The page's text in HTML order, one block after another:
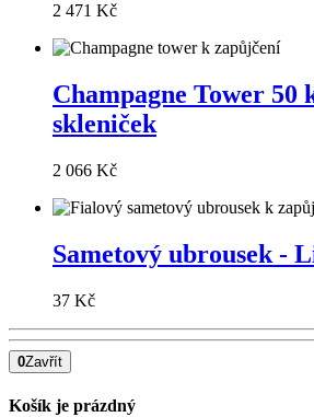
2 471 Kč
Champagne Tower 50
skleniček
2 066 Kč
Sametový ubrousek -
37 Kč
0Zavřít
Košík je prázdný